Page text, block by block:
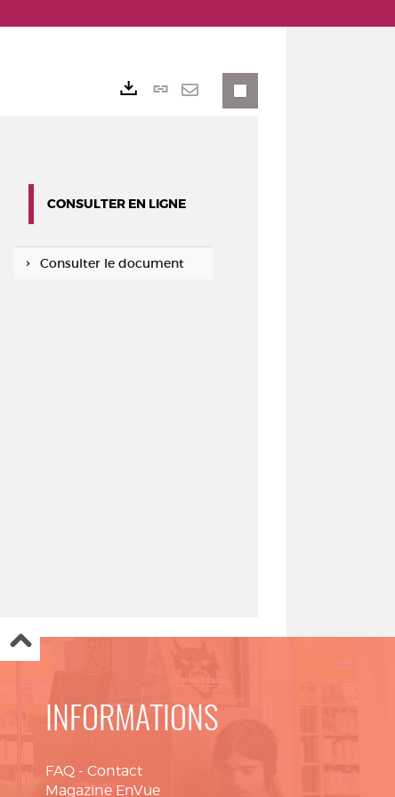
Lien
CONSULTER EN LIGNE
Consulter le document
INFORMATIONS
FAQ - Contact
Magazine EnVue